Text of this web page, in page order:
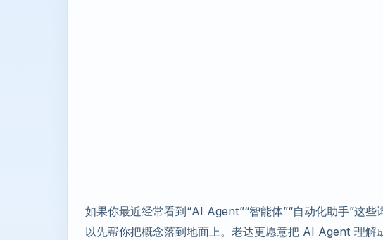
如果你最近经常看到“AI Agent”“智能体”“自动化助手”这
以先帮你把概念落到地面上。老达更愿意把 AI Agent 理解